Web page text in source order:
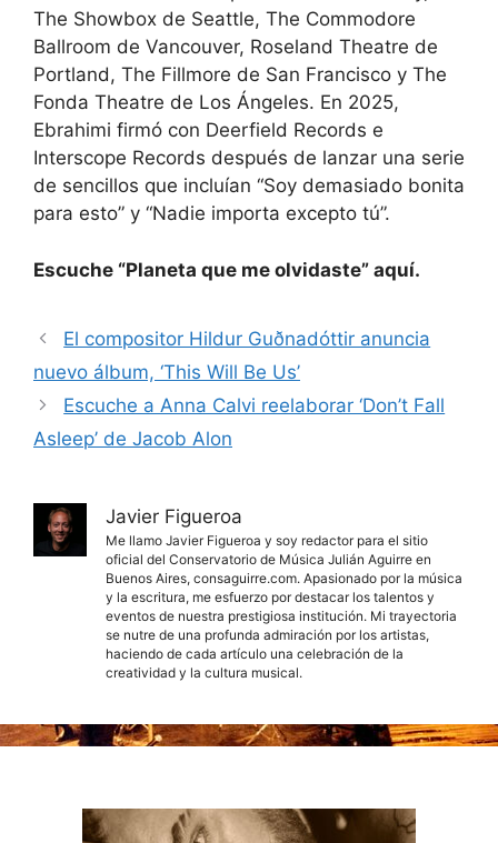
The Showbox de Seattle, The Commodore
Ballroom de Vancouver, Roseland Theatre de
Portland, The Fillmore de San Francisco y The
Fonda Theatre de Los Ángeles. En 2025,
Ebrahimi firmó con Deerfield Records e
Interscope Records después de lanzar una serie
de sencillos que incluían “Soy demasiado bonita
para esto” y “Nadie importa excepto tú”.
Escuche “Planeta que me olvidaste” aquí.
El compositor Hildur Guðnadóttir anuncia
nuevo álbum, ‘This Will Be Us’
Escuche a Anna Calvi reelaborar ‘Don’t Fall
Asleep’ de Jacob Alon
Javier Figueroa
Me llamo Javier Figueroa y soy redactor para el sitio
oficial del Conservatorio de Música Julián Aguirre en
Buenos Aires, consaguirre.com. Apasionado por la música
y la escritura, me esfuerzo por destacar los talentos y
eventos de nuestra prestigiosa institución. Mi trayectoria
se nutre de una profunda admiración por los artistas,
haciendo de cada artículo una celebración de la
creatividad y la cultura musical.